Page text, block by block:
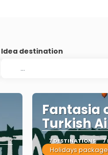
Idea destination
Fantasia
Turkish
7 DESTINATIONS 7
Holidays package